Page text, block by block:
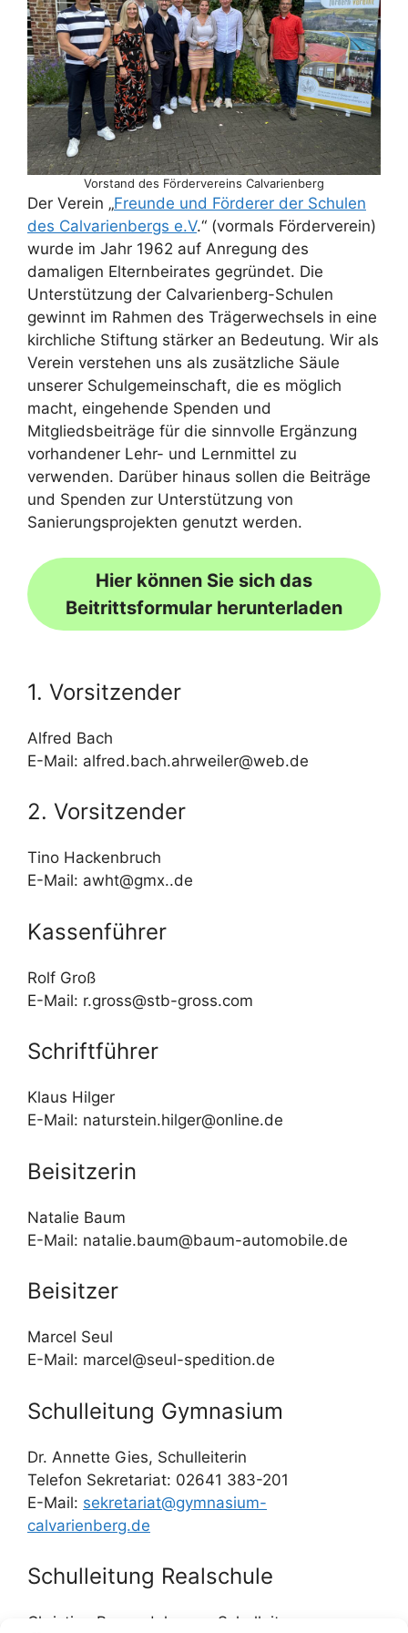
Vorstand des Fördervereins Calvarienberg
Der Verein „Freunde und Förderer der Schulen
des Calvarienbergs e.V.“ (vormals Förderverein)
wurde im Jahr 1962 auf Anregung des
damaligen Elternbeirates gegründet. Die
Unterstützung der Calvarienberg-Schulen
gewinnt im Rahmen des Trägerwechsels in eine
kirchliche Stiftung stärker an Bedeutung. Wir als
Verein verstehen uns als zusätzliche Säule
unserer Schulgemeinschaft, die es möglich
macht, eingehende Spenden und
Mitgliedsbeiträge für die sinnvolle Ergänzung
vorhandener Lehr- und Lernmittel zu
verwenden. Darüber hinaus sollen die Beiträge
und Spenden zur Unterstützung von
Sanierungsprojekten genutzt werden.
Hier können Sie sich das
Beitrittsformular herunterladen
1. Vorsitzender
Alfred Bach
E-Mail: alfred.bach.ahrweiler@web.de
2. Vorsitzender
Tino Hackenbruch
E-Mail: awht@gmx..de
Kassenführer
Rolf Groß
E-Mail: r.gross@stb-gross.com
Schriftführer
Klaus Hilger
E-Mail: naturstein.hilger@online.de
Beisitzerin
Natalie Baum
E-Mail: natalie.baum@baum-automobile.de
Beisitzer
Marcel Seul
E-Mail: marcel@seul-spedition.de
Schulleitung Gymnasium
Dr. Annette Gies, Schulleiterin
Telefon Sekretariat: 02641 383-201
E-Mail: sekretariat@gymnasium-
calvarienberg.de
Schulleitung Realschule
Christian Bernard, komm. Schulleiter